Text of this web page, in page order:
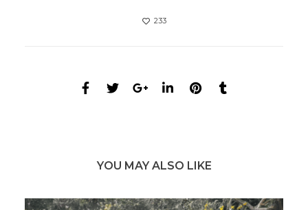
233
YOU MAY ALSO LIKE